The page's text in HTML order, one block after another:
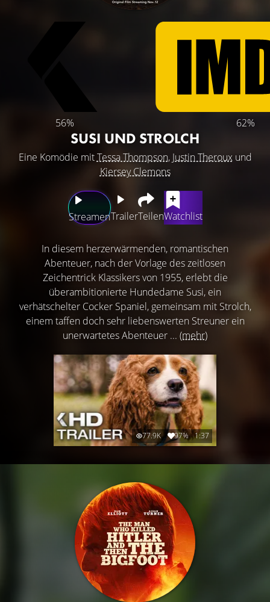
56% 62%
SUSI UND STROLCH
Eine Komödie mitTessa Thompson, Justin Therouxund
Kiersey Clemons
StreamenTrailerTeilenWatchlist
In diesem herzerwärmenden, romantischen
Abenteuer, nach der Vorlage des zeitlosen
Zeichentrick Klassikers von 1955, erlebt die
überambitionierte Hundedame Susi, ein
verhätschelter Cocker Spaniel, gemeinsam mit Strolch,
einem taffen doch sehr liebenswerten Streuner ein
unerwartetes Abenteuer ... (mehr)
77.9K 97% 1:37